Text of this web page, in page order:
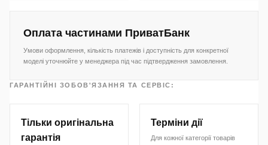
Оплата частинами ПриватБанк
Умови оформлення, кількість платежів і доступність для конкретної
моделі уточнюйте у менеджера під час підтвердження замовлення.
ГАРАНТІЙНІ ЗОБОВ'ЯЗАННЯ ТА СЕРВІС:
Тільки оригінальна
гарантія
Терміни дії
Для кожної категорії товарів